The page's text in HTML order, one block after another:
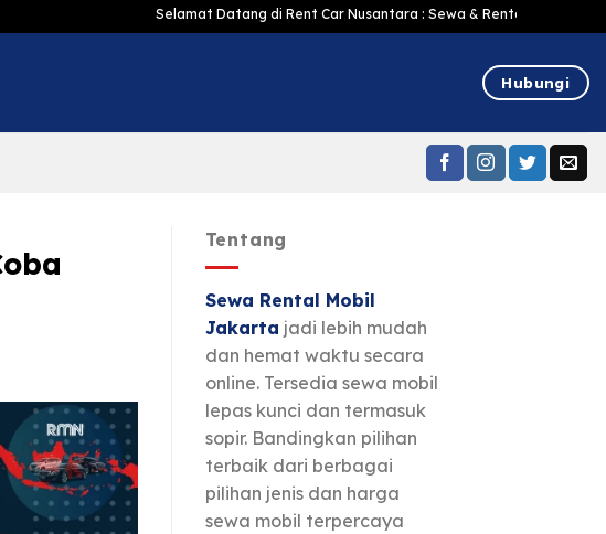
Selamat Datang di Rent Car Nusantara : Sewa & Rental mobil Jakarta
Hubungi
Tentang
Sewa Rental Mobil
Jakarta jadi lebih mudah
dan hemat waktu secara
online. Tersedia sewa mobil
lepas kunci dan termasuk
sopir. Bandingkan pilihan
terbaik dari berbagai
pilihan jenis dan harga
sewa mobil terpercaya